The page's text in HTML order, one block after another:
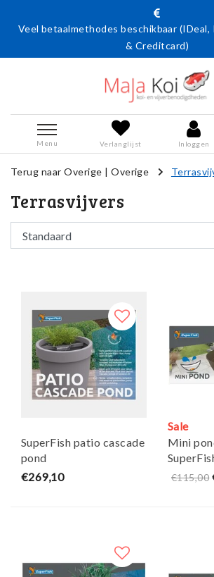
Veel betaalmethodes beschikbaar (IDeal,
& Creditcard)
Menu Verlanglijst Inloggen
Terug naar Overige |Overige
Terrasvijvers
SuperFish patio cascade
pond
€269,10
Sale
Mini
€115,00